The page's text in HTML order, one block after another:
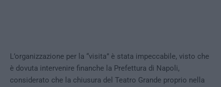
L’organizzazione per la “visita” è stata impeccabile, visto che
è dovuta intervenire finanche la Prefettura di Napoli,
considerato che la chiusura del Teatro Grande proprio nella